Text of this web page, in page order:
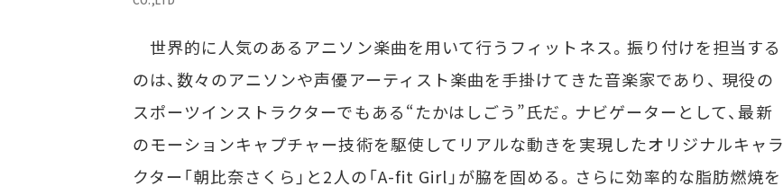
世界的に人気のあるアニソン楽曲を用いて行うフィットネス。振り付けを担当する
のは、数々のアニソンや声優アーティスト楽曲を手掛けてきた音楽家であり、 現役の
スポーツインストラクターでもある“たかはしごう”氏だ。ナビゲーターとして、最新
のモーションキャプチャー技術を駆使してリアルな動きを実現したオリジナルキャラ
クター「朝比奈さくら」と2人の「A-fit Girl」が脇を固める。さらに効率的な脂肪燃焼を